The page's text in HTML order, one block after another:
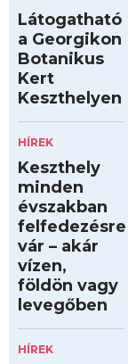
Látogatható
a Georgikon
Botanikus
Kert
Keszthelyen
HÍREK
Keszthely
minden
évszakban
felfedezésre
vár – akár
vízen,
földön vagy
levegőben
HÍREK